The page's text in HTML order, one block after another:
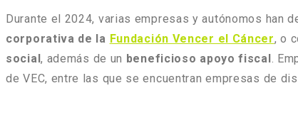
Durante el 2024, varias empresas y autónomos han
corporativa de la Fundación Vencer el Cáncer, o
social, además de un beneficioso apoyo fiscal .
de VEC, entre las que se encuentran empresas de